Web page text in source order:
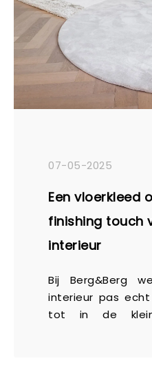
07-05-2025
Een vloerkleed
finishing touch
interieur
Bij Berg&Berg
interieur pas
tot in de
verrassend grote